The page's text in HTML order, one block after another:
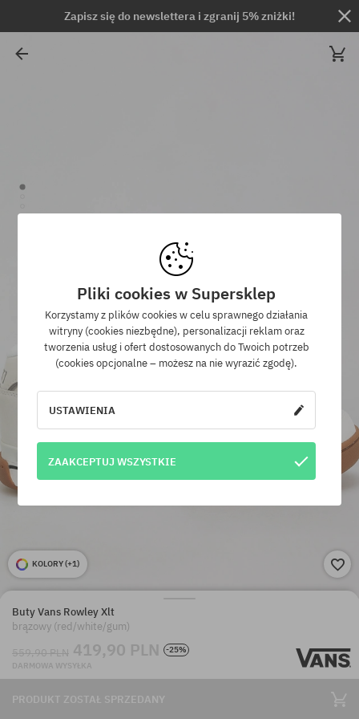
Zapisz się do newslettera i zgranij 5% zniżki!
KOLORY (+1)
Buty Vans Rowley Xlt
brązowy (red/white/gum)
559,90 PLN 419,90 PLN
-25%
DARMOWA WYSYŁKA
PRODUKT ZOSTAŁ SPRZEDANY
Pliki cookies w Supersklep
Korzystamy z plików cookies w celu sprawnego działania
witryny (cookies niezbędne), personalizacji reklam oraz
tworzenia usług i ofert dostosowanych do Twoich potrzeb
(cookies opcjonalne – możesz na nie wyrazić zgodę).
USTAWIENIA
ZAAKCEPTUJ WSZYSTKIE